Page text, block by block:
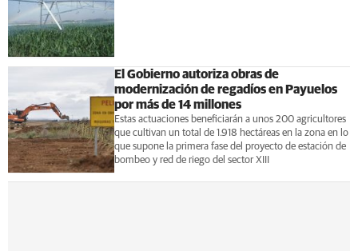
El Gobierno autoriza obras de
modernización de regadíos en Payuelos
por más de 14 millones
Estas actuaciones beneficiarán a unos 200 agricultores
que cultivan un total de 1.918 hectáreas en la zona en lo
que supone la primera fase del proyecto de estación de
bombeo y red de riego del sector XIII